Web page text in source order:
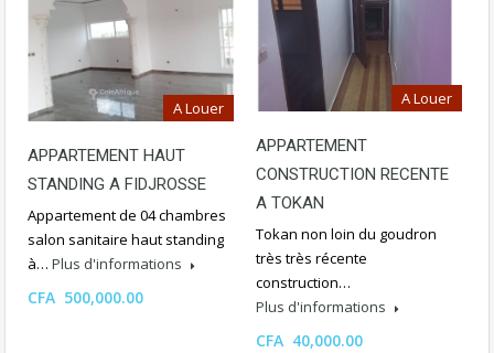
A Louer
APPARTEMENT HAUT
STANDING A FIDJROSSE
Appartement de 04 chambres
salon sanitaire haut standing
à… Plus d'informations
CFA 500,000.00
A Louer
APPARTEMENT
CONSTRUCTION RECENTE
A TOKAN
Tokan non loin du goudron
très très récente
construction…
Plus d'informations
CFA 40,000.00